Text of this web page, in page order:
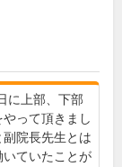
に上部、下部
って頂きまし
院長先生とは
いていたことが